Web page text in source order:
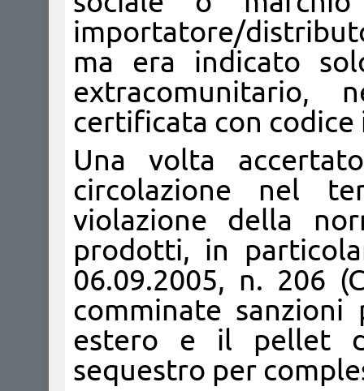
importatore/
ma era indicato
certificata con
Una volta
circolazione nel
violazione della
prodotti, in
06.09.2005, n. 206
comminate
estero e il pellet
sequestro per